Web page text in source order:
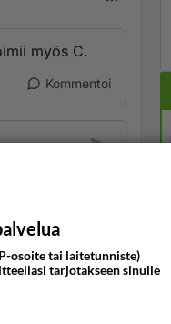
myös C.
Kommentoi
osoite tai laitetunniste)
tarjotakseen sinulle